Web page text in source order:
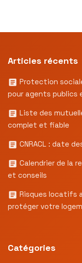
Articles récents
Protection
pour agents publics
Liste des
complet et fiable
CNRACL : date
Calendrier de la
et conseils
Risques locatifs
protéger votre
Catégories